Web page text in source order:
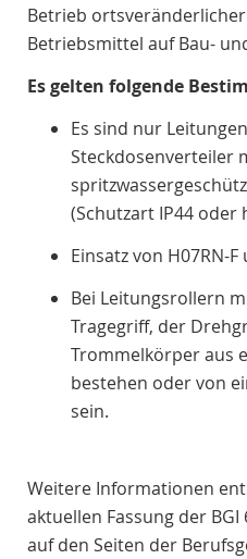
Betrieb
Betriebsmittel auf Bau-
Es gelten folgende
Es sind nur
Steckdosenverteiler
(Schutzart IP44 oder
Einsatz von H07RN-
Bei Leitungsrollern
Tragegriff, der
Trommelkörper aus
bestehen oder von
sein.
Weitere Informationen
aktuellen Fassung der
auf den Seiten der